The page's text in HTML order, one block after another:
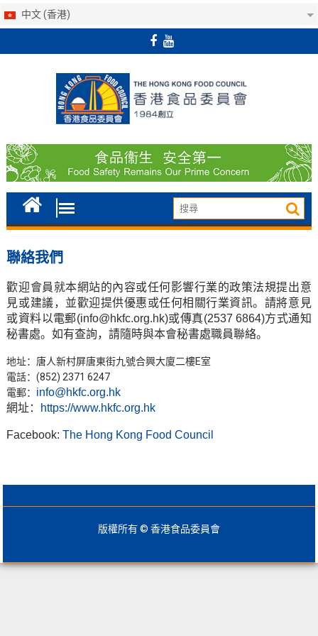
中文 (香港)
聯絡我們
歡迎會員就本網站的內容或任何影響行業的政策法規提出意
見或建議，並歡迎提供優惠或任何相關行業資訊。請將意見
或資料以電郵(info@hkfc.org.hk)或傳真(2537 6864)方式通知
秘書處。如有查詢，請隨時與本會秘書處職員聯絡。
地址：唐人新村屏唐東街九號合興大廈二樓E室
電話：(852) 2371 6247
電郵： info@hkfc.org.hk
網址： https://www.hkfc.org.hk
Facebook:The Hong Kong Food Council
版權所有 © 香港食品委員會